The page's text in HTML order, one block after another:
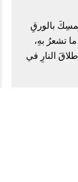
بالورقِ
تشعرُ بهِ،
النارِ في